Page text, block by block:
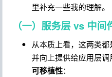
里补充一些我的理解。
（一）服务层 vs 中间
从本质上看，这两类都
并向上提供给应用层
可移植性：